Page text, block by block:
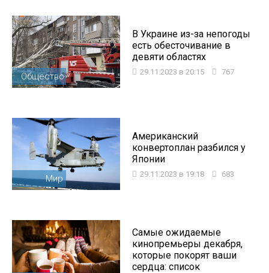
Общество
В Украине из-за непогоды
есть обесточивание в
девяти областях
29.11.2023 в 20:15 767
Мир
Американский
конвертоплан разбился у
Японии
29.11.2023 в 19:18 683
Самые ожидаемые
кинопремьеры декабря,
которые покорят ваши
сердца: список